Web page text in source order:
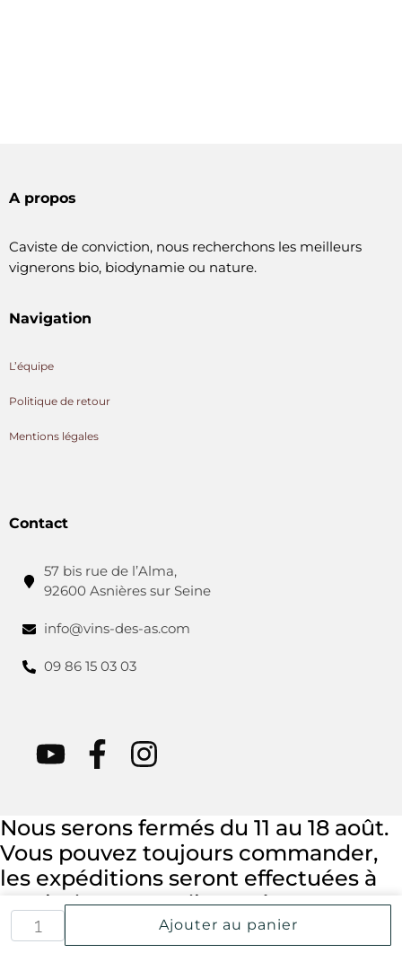
Ajouter au panier
A propos
Caviste de conviction, nous recherchons les meilleurs
vignerons bio, biodynamie ou nature.
Navigation
L’équipe
Politique de retour
Mentions légales
Contact
57 bis rue de l’Alma,
92600 Asnières sur Seine
info@vins-des-as.com
09 86 15 03 03
Nous serons fermés du 11 au 18 août.
Vous pouvez toujours commander,
les expéditions seront effectuées à
partir du mercredi 19 août.
FERMER